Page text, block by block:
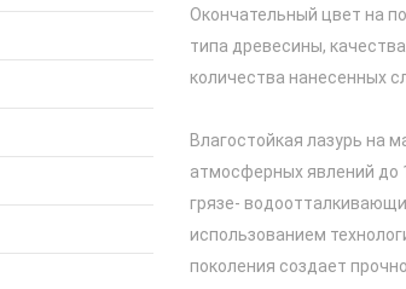
Окончательный цвет на
типа древесины,
количества нанесенных
Влагостойкая лазурь на
атмосферных явлений до
грязе-
использованием
поколения создает